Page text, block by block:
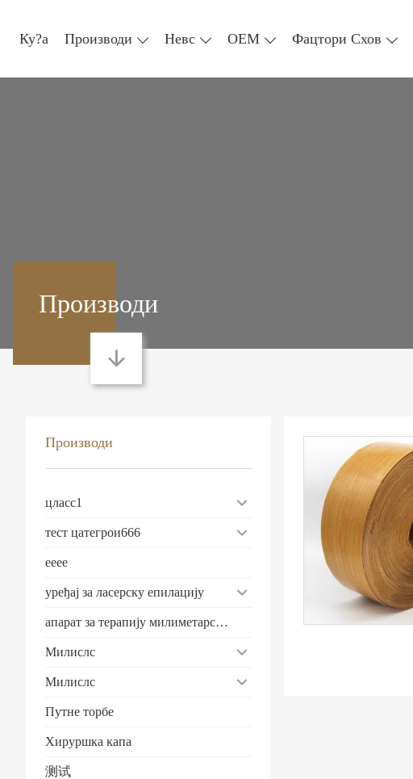
Ку?а Производи Невс ОЕМ Фацтори Схов
Производи
Производи
цласс1
тест цатегрои666
ееее
уређај за ласерску епилацију
апарат за терапију милиметарским таласима
Милислс
Милислс
Путне торбе
Хируршка капа
测试